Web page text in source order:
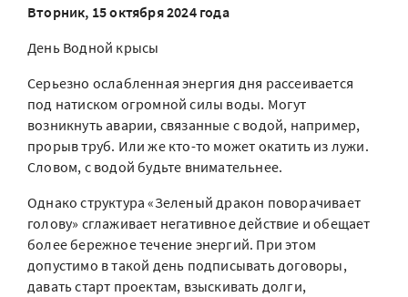
Вторник, 15 октября 2024 года
День Водной крысы
Серьезно ослабленная энергия дня рассеивается
под натиском огромной силы воды. Могут
возникнуть аварии, связанные с водой, например,
прорыв труб. Или же кто-то может окатить из лужи.
Словом, с водой будьте внимательнее.
Однако структура «Зеленый дракон поворачивает
голову» сглаживает негативное действие и обещает
более бережное течение энергий. При этом
допустимо в такой день подписывать договоры,
давать старт проектам, взыскивать долги,